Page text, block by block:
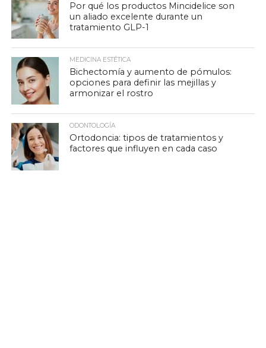
Por qué los productos Mincidelice son
un aliado excelente durante un
tratamiento GLP-1
MEDICINA ESTÉTICA
Bichectomía y aumento de pómulos:
opciones para definir las mejillas y
armonizar el rostro
ODONTOLOGÍA
Ortodoncia: tipos de tratamientos y
factores que influyen en cada caso